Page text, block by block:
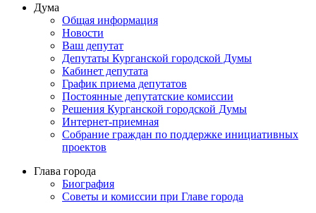
Дума
Общая информация
Новости
Ваш депутат
Депутаты Курганской городской Думы
Кабинет депутата
График приема депутатов
Постоянные депутатские комиссии
Решения Курганской городской Думы
Интернет-приемная
Собрание граждан по поддержке инициативных
проектов
Глава города
Биография
Советы и комиссии при Главе города